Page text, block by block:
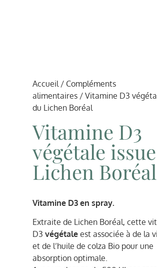
Accueil / Compléments
alimentaires / Vitamine D3
du Lichen Boréal
Vitamine D3
végétale
Lichen Boréal
Vitamine D3 en spray.
Extraite de Lichen Boréal, cette
D3 végétale est associée à de la
et de l’huile de colza Bio pour une
absorption optimale.